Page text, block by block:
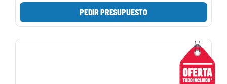
PEDIR PRESUPUESTO